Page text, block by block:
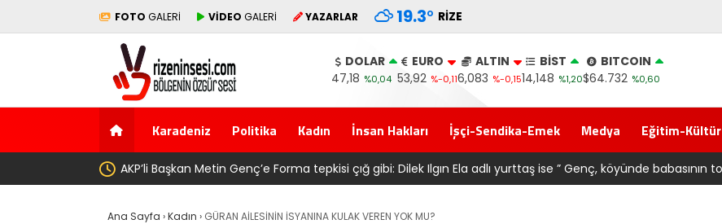
FOTO GALERİ VİDEO GALERİ YAZARLAR 19.3° RIZE
DOLAR
47,18 %0,04
EURO
53,92 %-0,11
ALTIN
6,083 %-0,15
BİST
14,148 %1,20
BITCOIN
$64.732 %0,60
Karadeniz Politika Kadın İnsan Hakları İşçi-Sendika-Emek Medya Eğitim-Kültür
toprağını satarak Salah transferi sonrası 6661 forma alan belediye başkanına ‘Kimin parasıyla’ sorusu
Ana Sayfa ›Kadın › GÜRAN AİLESİNİN İSYANINA KULAK VEREN YOK MU?